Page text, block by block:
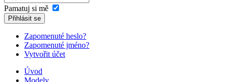
Pamatuj si mě
Přihlásit se
Zapomenuté heslo?
Zapomenuté jméno?
Vytvořit účet
Úvod
Modely